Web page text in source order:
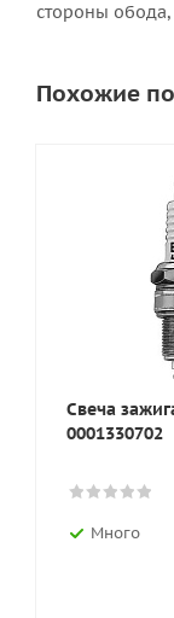
стороны обода,
Похожие
Свеча
0001330702
Много